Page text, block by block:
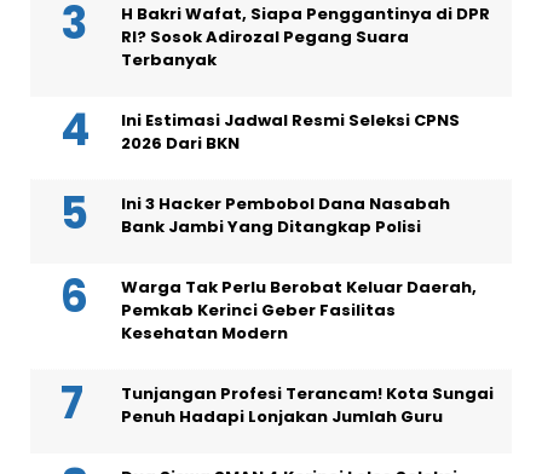
H Bakri Wafat, Siapa Penggantinya di DPR
RI? Sosok Adirozal Pegang Suara
Terbanyak
Ini Estimasi Jadwal Resmi Seleksi CPNS
2026 Dari BKN
Ini 3 Hacker Pembobol Dana Nasabah
Bank Jambi Yang Ditangkap Polisi
Warga Tak Perlu Berobat Keluar Daerah,
Pemkab Kerinci Geber Fasilitas
Kesehatan Modern
Tunjangan Profesi Terancam! Kota Sungai
Penuh Hadapi Lonjakan Jumlah Guru